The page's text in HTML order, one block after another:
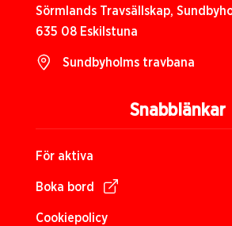
Snabblänkar
För aktiva
Boka bord
Cookiepolicy
Sörmlands Travsällskap,
635 08 Eskilstuna
Sundbyholms travbana